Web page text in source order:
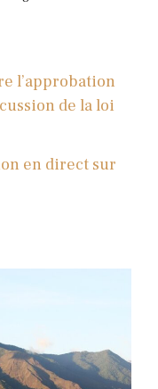
l’approbation
de la loi
en direct sur